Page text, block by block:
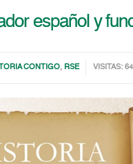
español y
CONTIGO, RSE VISITAS: